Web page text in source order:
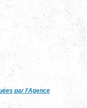
par l'Agence